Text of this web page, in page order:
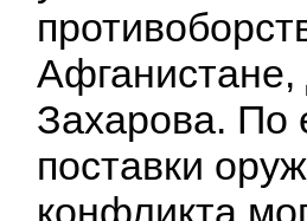
Захарова. По
поставки
конфликта